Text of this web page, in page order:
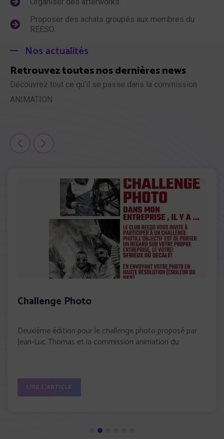
Proposer des achats groupés aux membres du
REESO.
Nos actualités
Retrouvez toutes nos dernières news
Découvrez tout ce qu’il se passe dans la commission
ANIMATION
Challenge Photo
Deuxième édition pour le challenge photo proposé par
Jean-Luc Thomas et la commission animation du
LIRE L'ARTICLE